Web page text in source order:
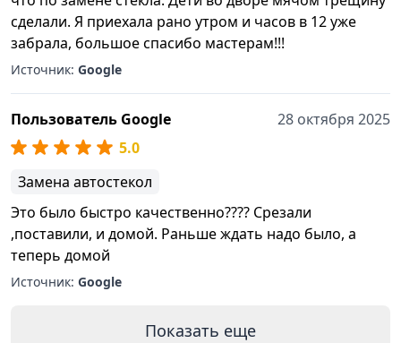
сделали. Я приехала рано утром и часов в 12 уже
забрала, большое спасибо мастерам!!!
Источник: Google
Пользователь Google
28 октября 2025
5.0
Замена автостекол
Это было быстро качественно???? Срезали
,поставили, и домой. Раньше ждать надо было, а
теперь домой
Источник: Google
Показать еще